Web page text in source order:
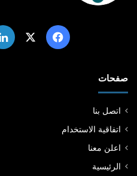
فيسبوك
صفحات
اتصل بنا
اتفاقية الاستخدام
اعلن معنا
الرئيسية